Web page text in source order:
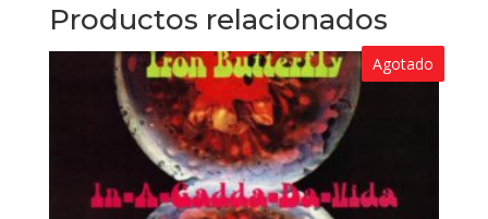
Productos relacionados
Agotado